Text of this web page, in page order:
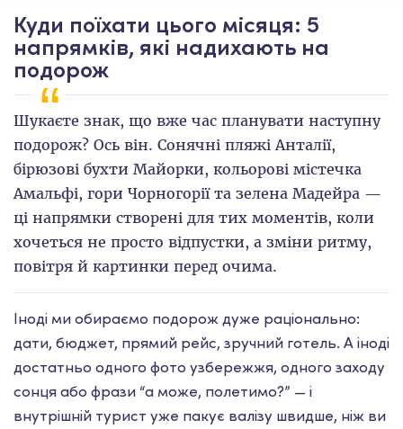
Куди поїхати цього місяця: 5
напрямків, які надихають на
подорож
Шукаєте знак, що вже час планувати наступну
подорож? Ось він. Сонячні пляжі Анталії,
бірюзові бухти Майорки, кольорові містечка
Амальфі, гори Чорногорії та зелена Мадейра —
ці напрямки створені для тих моментів, коли
хочеться не просто відпустки, а зміни ритму,
повітря й картинки перед очима.
Іноді ми обираємо подорож дуже раціонально:
дати, бюджет, прямий рейс, зручний готель. А іноді
достатньо одного фото узбережжя, одного заходу
сонця або фрази “а може, полетимо?” — і
внутрішній турист уже пакує валізу швидше, ніж ви